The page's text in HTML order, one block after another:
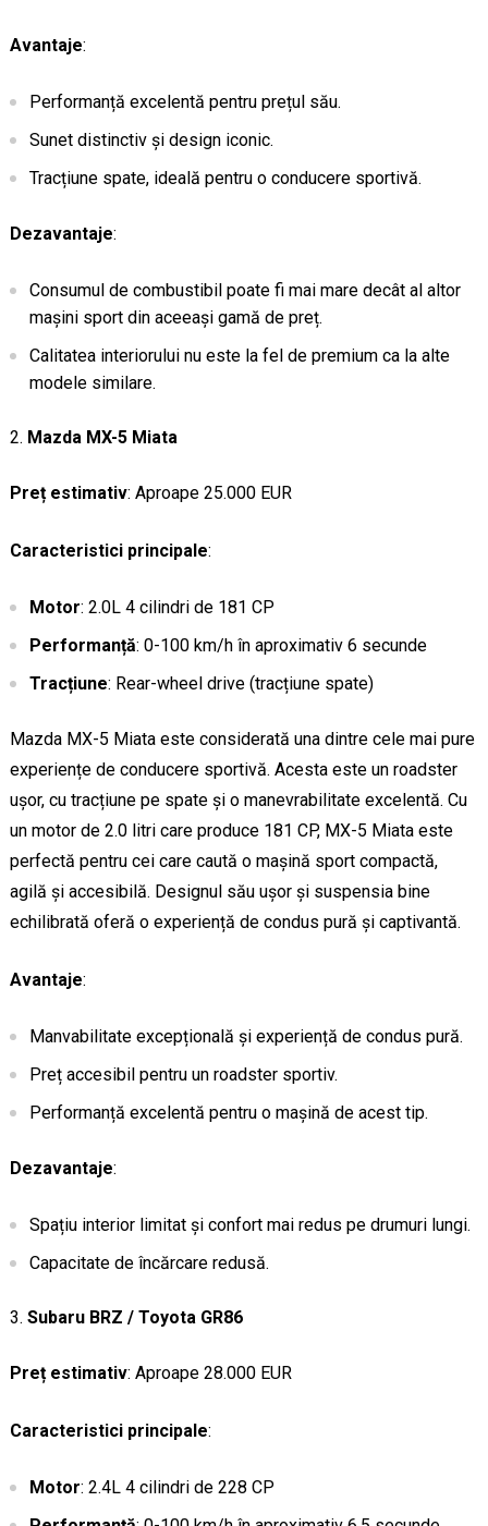
Avantaje:
Performanță excelentă pentru prețul său.
Sunet distinctiv și design iconic.
Tracțiune spate, ideală pentru o conducere sportivă.
Dezavantaje:
Consumul de combustibil poate fi mai mare decât al altor
mașini sport din aceeași gamă de preț.
Calitatea interiorului nu este la fel de premium ca la alte
modele similare.
Mazda MX-5 Miata
Preț estimativ: Aproape 25.000 EUR
Caracteristici principale:
Motor: 2.0L 4 cilindri de 181 CP
Performanță: 0-100 km/h în aproximativ 6 secunde
Tracțiune: Rear-wheel drive (tracțiune spate)
Mazda MX-5 Miata este considerată una dintre cele mai pure
experiențe de conducere sportivă. Acesta este un roadster
ușor, cu tracțiune pe spate și o manevrabilitate excelentă. Cu
un motor de 2.0 litri care produce 181 CP, MX-5 Miata este
perfectă pentru cei care caută o mașină sport compactă,
agilă și accesibilă. Designul său ușor și suspensia bine
echilibrată oferă o experiență de condus pură și captivantă.
Avantaje:
Manvabilitate excepțională și experiență de condus pură.
Preț accesibil pentru un roadster sportiv.
Performanță excelentă pentru o mașină de acest tip.
Dezavantaje:
Spațiu interior limitat și confort mai redus pe drumuri lungi.
Capacitate de încărcare redusă.
Subaru BRZ / Toyota GR86
Preț estimativ: Aproape 28.000 EUR
Caracteristici principale:
Motor: 2.4L 4 cilindri de 228 CP